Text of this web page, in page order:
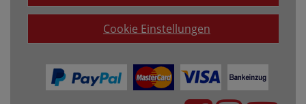
Cookie Einstellungen